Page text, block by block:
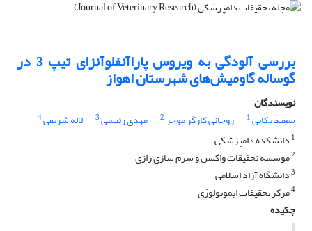
بررسی آلودگی به ویروس پاراآنفلوآنزای تیپ 3 در
گوساله گاومیش‌های شهرستان اهواز
نویسندگان
سعید بکایی1 روحانی کارگر موخر2 مهدی رئیسی3 لاله شریفی4
1 دانشکده دامپزشکی
2موسسه تحقیقات واکسن و سرم سازی رازی
3دانشگاه آزاد اسلامی
4مرکز تحقیقات ایمونولوژی
چکیده